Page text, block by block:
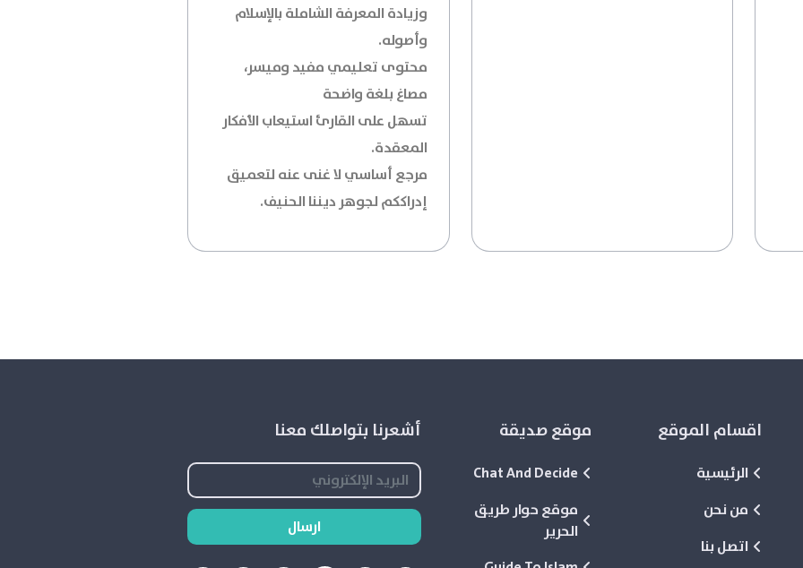
وزيادة المعرفة الشاملة بالإسلام
وأصوله.
محتوى تعليمي مفيد وميسر،
مصاغ بلغة واضحة
تسهل على القارئ استيعاب الأفكار
المعقدة.
مرجع أساسي لا غنى عنه لتعميق
إدراككم لجوهر ديننا الحنيف.
اقسام الموقع
الرئيسية
من نحن
اتصل بنا
موقع صديقة
Chat And Decide
موقع حوار طريق
الحرير
أشعرنا بتواصلك معنا
ارسال